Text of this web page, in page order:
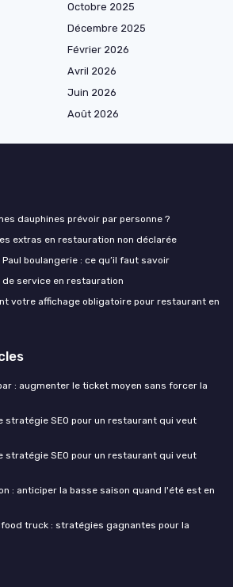
Octobre 2025
Décembre 2025
Février 2026
Avril 2026
Juin 2026
Août 2026
dauphines prévoir par personne ?
extras en restauration non déclarée
boulangerie : ce qu’il faut savoir
service en restauration
votre affichage obligatoire pour restaurant en
: augmenter le ticket moyen sans forcer la
stratégie SEO pour un restaurant qui veut
stratégie SEO pour un restaurant qui veut
: anticiper la basse saison quand l'été est en
truck : stratégies gagnantes pour la